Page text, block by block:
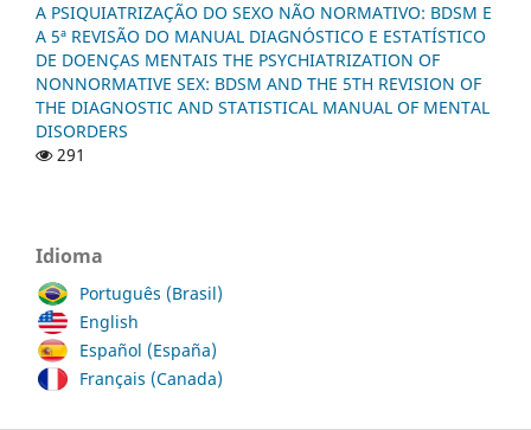
A PSIQUIATRIZAÇÃO DO SEXO NÃO NORMATIVO: BDSM E
A 5ª REVISÃO DO MANUAL DIAGNÓSTICO E ESTATÍSTICO
DE DOENÇAS MENTAIS THE PSYCHIATRIZATION OF
NONNORMATIVE SEX: BDSM AND THE 5TH REVISION OF
THE DIAGNOSTIC AND STATISTICAL MANUAL OF MENTAL
DISORDERS
291
Idioma
Português (Brasil)
English
Español (España)
Français (Canada)